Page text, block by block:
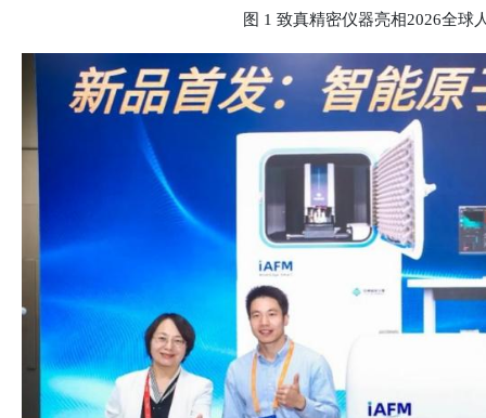
图 1 致真精密仪器亮相2026全球